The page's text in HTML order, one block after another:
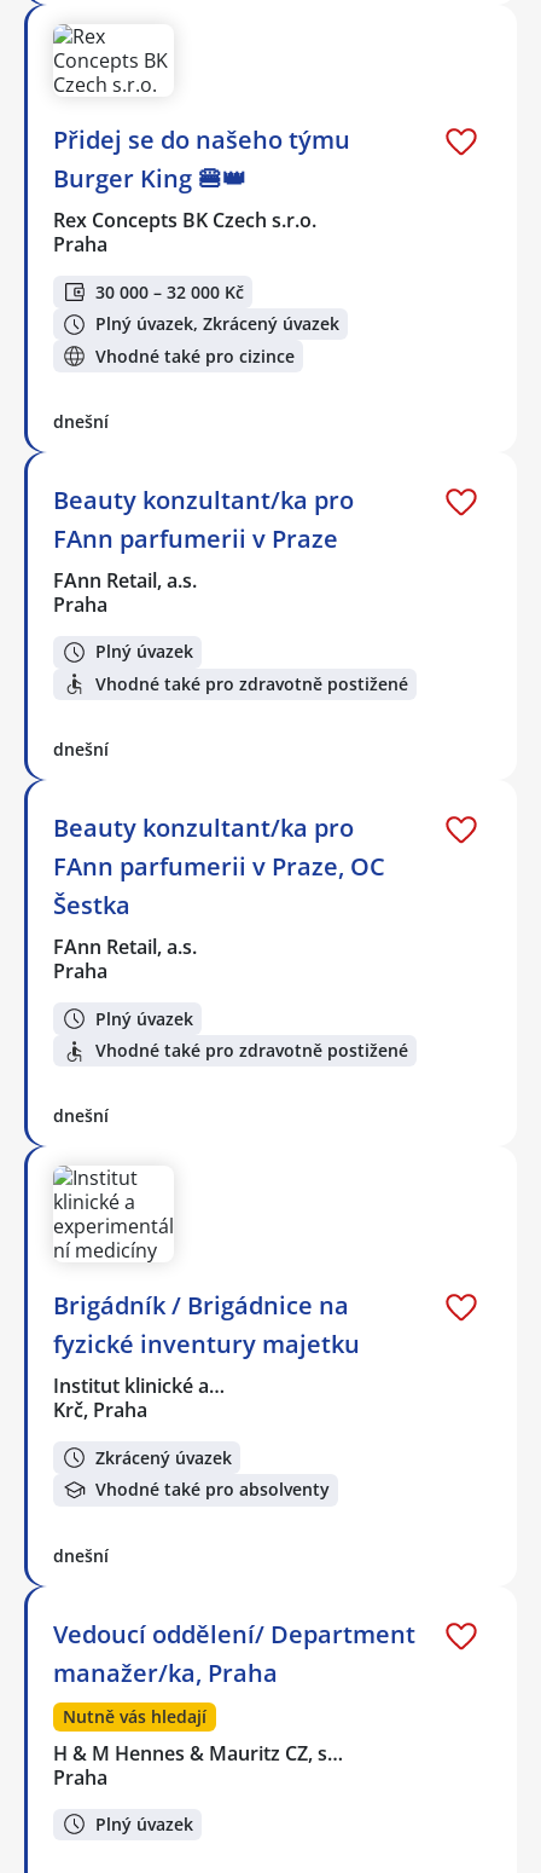
Přidej se do našeho týmu
Burger King 🍔👑
Rex Concepts BK Czech s.r.o.
Praha
30 000 – 32 000 Kč
Plný úvazek, Zkrácený úvazek
Vhodné také pro cizince
dnešní
Beauty konzultant/ka pro
FAnn parfumerii v Praze
FAnn Retail, a.s.
Praha
Plný úvazek
Vhodné také pro zdravotně postižené
dnešní
Beauty konzultant/ka pro
FAnn parfumerii v Praze, OC
Šestka
FAnn Retail, a.s.
Praha
Plný úvazek
Vhodné také pro zdravotně postižené
dnešní
Brigádník / Brigádnice na
fyzické inventury majetku
Institut klinické a…
Krč, Praha
Zkrácený úvazek
Vhodné také pro absolventy
dnešní
Vedoucí oddělení/ Department
manažer/ka, Praha
Nutně vás hledají
H & M Hennes & Mauritz CZ, s…
Praha
Plný úvazek